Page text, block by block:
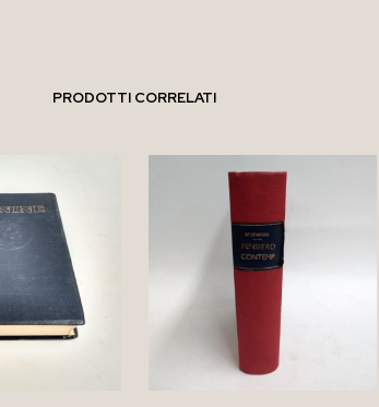
PRODOTTI CORRELATI